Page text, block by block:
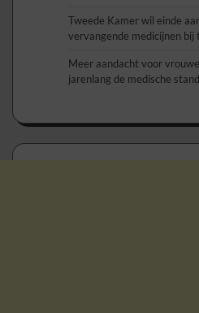
Tweede Kamer wil einde
vervangende medicijnen bij
Meer aandacht voor
jarenlang de medische